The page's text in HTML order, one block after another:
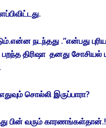
நடந்தது .”என்பது
திரிஷா தனது சோசியல்
சொல்லி இருப்பாரா?
பின் வரும் காரணங்கள்தான்.!